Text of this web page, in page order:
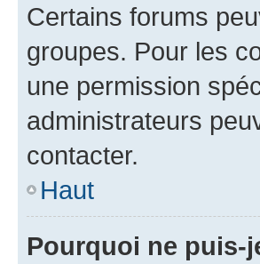
Certains forums
groupes. Pour les
une permission
administrateurs
contacter.
Haut
Pourquoi ne puis-